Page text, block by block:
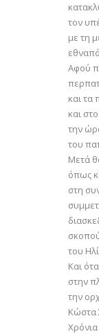
τον
με τη
Αφού
και τα
και
την
του
Μετά
όπως
στη
του
Και
στην
την
Κώστα